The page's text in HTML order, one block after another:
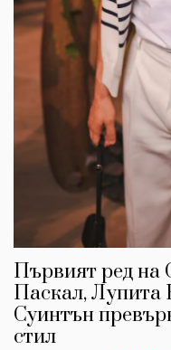
Първият ред на
Паскал, Лупита
Суинтън
стил